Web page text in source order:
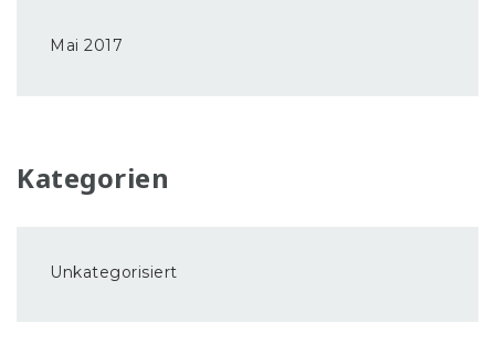
Mai 2017
Kategorien
Unkategorisiert